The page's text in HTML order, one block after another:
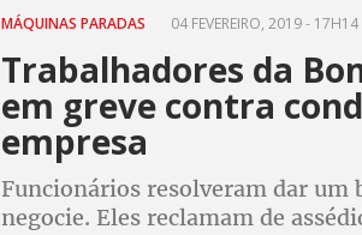
MÁQUINAS PARADAS 04 FEVEREIRO, 2019 - 17H14
Trabalhadores da
em greve contra
empresa
Funcionários resolveram dar um
negocie. Eles reclamam de